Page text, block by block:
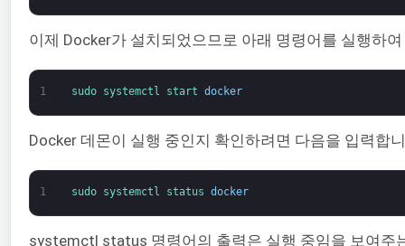
이제 Docker가 설치되었으므로 아래 명령어를 실행하
1 sudo systemctl start docker
Docker 데몬이 실행 중인지 확인하려면 다음을 입력합
1 sudo systemctl status docker
systemctl status 명령어의 출력은 실행 중임을 보여주